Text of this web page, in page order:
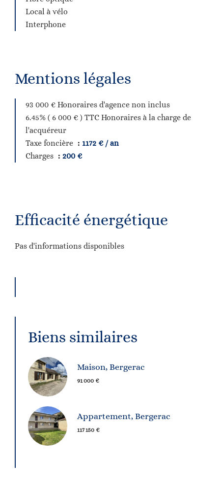
Local à vélo
Interphone
Mentions légales
93 000 € Honoraires d'agence non inclus
6.45% ( 6 000 € ) TTC Honoraires à la charge de
l'acquéreur
Taxe foncière
1172 € / an
Charges
200 €
Efficacité énergétique
Pas d'informations disponibles
Biens similaires
Maison, Bergerac
91 000 €
Appartement, Bergerac
117 150 €